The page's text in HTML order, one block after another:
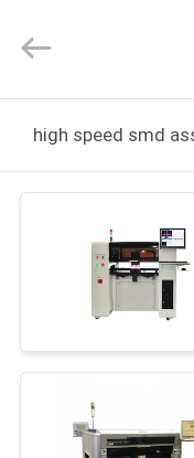
PRODUCTEN
ONGEVEER
Enterprise
Management
All
Reserved.high speed smd